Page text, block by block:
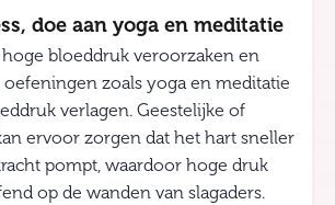
doe aan yoga en meditatie
hoge bloeddruk veroorzaken en
zoals yoga en meditatie
verlagen. Geestelijke of
ervoor zorgen dat het hart sneller
pompt, waardoor hoge druk
op de wanden van slagaders.